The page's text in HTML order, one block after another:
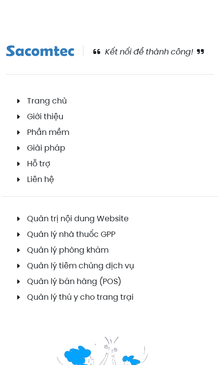
Kết nối để thành công!
Trang chủ
Giới thiệu
Phần mềm
Giải pháp
Hỗ trợ
Liên hệ
Quản trị nội dung Website
Quản lý nhà thuốc GPP
Quản lý phòng khám
Quản lý tiêm chủng dịch vụ
Quản lý bán hàng (POS)
Quản lý thú y cho trang trại